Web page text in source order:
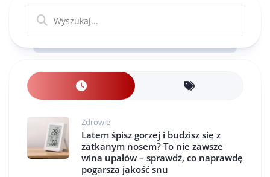
Zdrowie
Latem śpisz gorzej i budzisz się z
zatkanym nosem? To nie zawsze
wina upałów – sprawdź, co naprawdę
pogarsza jakość snu